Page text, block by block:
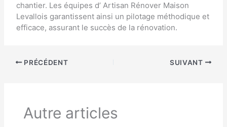
chantier. Les équipes d’Artisan Rénover Maison
Levallois garantissent ainsi un pilotage méthodique et
efficace, assurant le succès de la rénovation.
PRÉCÉDENT SUIVANT
Autre articles